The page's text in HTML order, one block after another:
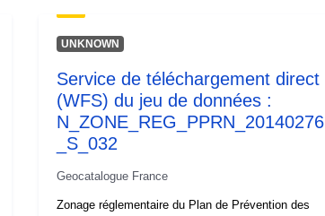
UNKNOWN
Service de téléchargement direct
(WFS) du jeu de données :
N_ZONE_REG_PPRN_20140276
_S_032
Geocatalogue France
Zonage réglementaire du Plan de Prévention des